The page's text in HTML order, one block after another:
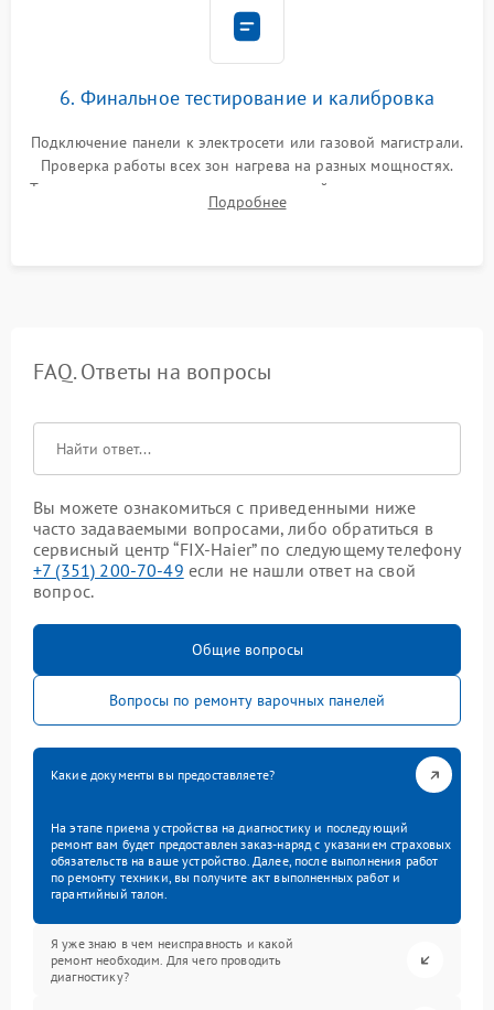
6. Финальное тестирование и калибровка
Подключение панели к электросети или газовой магистрали.
Проверка работы всех зон нагрева на разных мощностях.
Тестирование сенсорного управления, таймера, индикаторов
остаточного тепла и систем защиты от перегрева.
Подробнее
FAQ. Ответы на вопросы
Вы можете ознакомиться с приведенными ниже
часто задаваемыми вопросами, либо обратиться в
сервисный центр “FIX-Haier” по следующему телефону
+7 (351) 200-70-49 если не нашли ответ на свой
вопрос.
Общие вопросы
Вопросы по ремонту варочных панелей
Какие документы вы предоставляете?
На этапе приема устройства на диагностику и последующий
ремонт вам будет предоставлен заказ-наряд с указанием страховых
обязательств на ваше устройство. Далее, после выполнения работ
по ремонту техники, вы получите акт выполненных работ и
гарантийный талон.
Я уже знаю в чем неисправность и какой
ремонт необходим. Для чего проводить
диагностику?